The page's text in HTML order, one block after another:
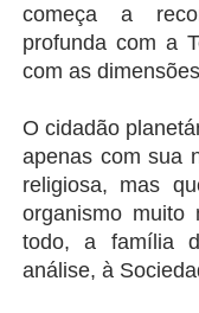
começa a
profunda com a
com as
O cidadão
apenas com sua
religiosa, mas
organismo muito
todo, a família
análise, à